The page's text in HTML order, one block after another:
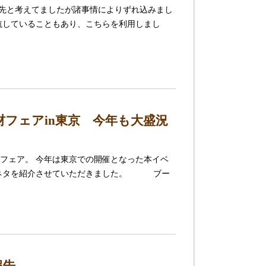
と考えてましたが諸事情によりずれ込みまし
ていることもあり、こちらを利用しまし
フェアin東京 今年も大盛況
ェア。 今年は東京での開催となった本イベ
ネタを紹介させていただきました。 ブー